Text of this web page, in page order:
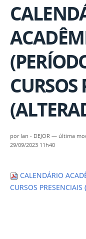
CURSOS
por Ian - DEJOR — última
29/09/2023 11h40
CALENDÁRIO
CURSOS